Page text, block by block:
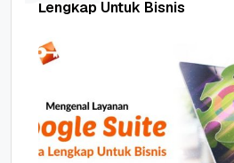
Lengkap Untuk Bisnis